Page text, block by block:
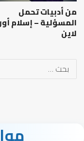
من أدبيات تحمل
المسؤلية – إسلام
لاين